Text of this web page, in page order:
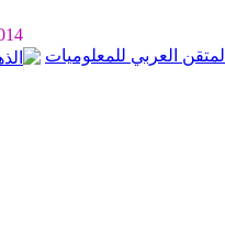
المتقن العربي للمعلوميات